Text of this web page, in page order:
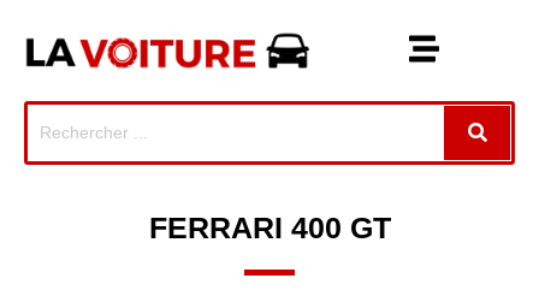
FERRARI 400 GT